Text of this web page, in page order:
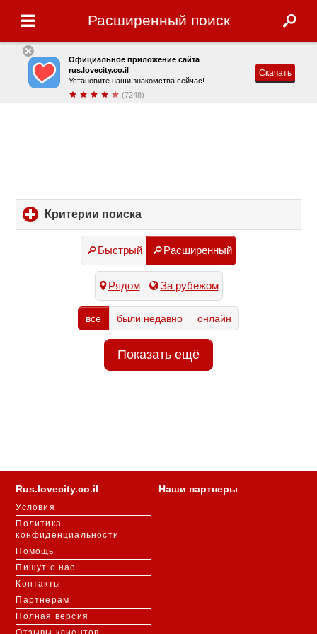
Расширенный поиск
Официальное приложение сайта
rus.lovecity.co.il
Установите наши знакомства сейчас!
(7248)
Скачать
Критерии поиска
to
contents
Быстрый Расширенный
Рядом За рубежом
все были недавно онлайн
Показать ещё
Rus.lovecity.co.il
Условия
Политика
конфиденциальности
Помощь
Пишут о нас
Контакты
Партнерам
Полная версия
Наши партнеры